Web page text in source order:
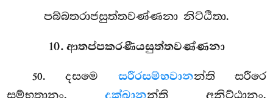
පබ්බතරාජසුත්තවණ්ණනා නිට්ඨිතා.
10. ආතප්පකරණීයසුත්තවණ්ණනා
50. දසමෙ සරීරසම්භවානන්ති සරීරෙ
සම්භූතානං.
න්ති අනිට්ඨානං.